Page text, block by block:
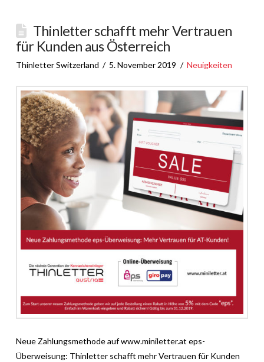
Thinletter schafft mehr Vertrauen
für Kunden aus Österreich
Thinletter Switzerland 5. November 2019 Neuigkeiten
Neue Zahlungsmethode auf www.miniletter.at eps-
Überweisung: Thinletter schafft mehr Vertrauen für Kunden